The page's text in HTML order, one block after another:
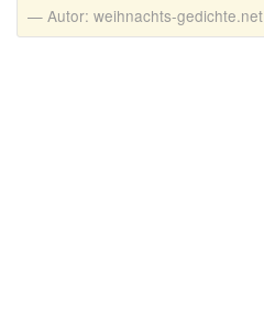
Autor: weihnachts-gedichte.net